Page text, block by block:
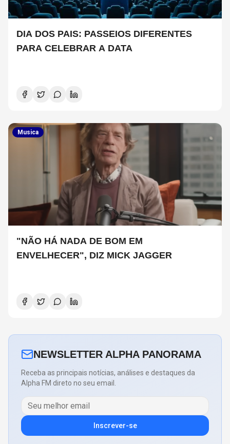
DIA DOS PAIS: PASSEIOS DIFERENTES
PARA CELEBRAR A DATA
Musica
"NÃO HÁ NADA DE BOM EM
ENVELHECER", DIZ MICK JAGGER
NEWSLETTER ALPHA PANORAMA
Receba as principais notícias, análises e destaques da
Alpha FM direto no seu email.
Inscrever-se